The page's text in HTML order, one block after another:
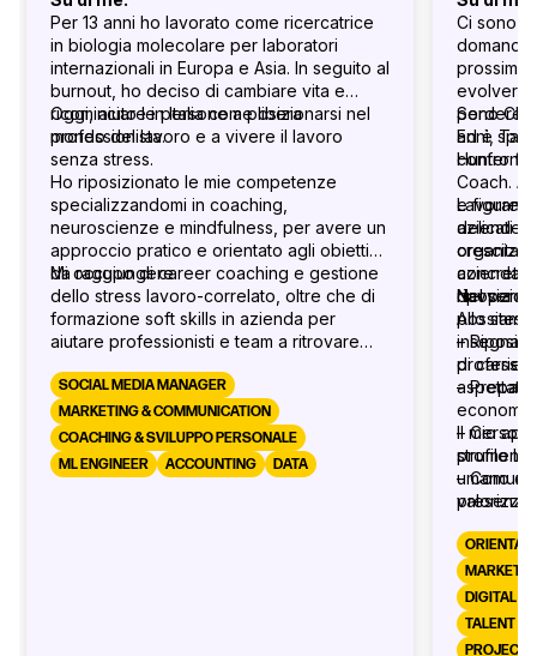
Per 13 anni ho lavorato come ricercatrice
in biologia molecolare per laboratori
internazionali in Europa e Asia. In seguito al
burnout, ho deciso di cambiare vita e
ricominciare in Italia come libera
professionista.
Oggi, aiuto le persone a posizionarsi nel
mondo del lavoro e a vivere il lavoro
senza stress.
Ho riposizionato le mie competenze
specializzandomi in coaching,
neuroscienze e mindfulness, per avere un
approccio pratico e orientato agli obiettivi
da raggiungere.
Mi occupo di career coaching e gestione
dello stress lavoro-correlato, oltre che di
formazione soft skills in azienda per
aiutare professionisti e team a ritrovare
SOCIAL MEDIA MANAGER
MARKETING & COMMUNICATION
COACHING & SVILUPPO PERSONALE
ML ENGINEER
ACCOUNTING DATA
Ci sono
domanda
prossimo
evolvere
perdere
Ed è
Sono
anni,
Hunter
Coach.
e figure
delicati
crescita
aziende,
concreto
davvero
Allo
Nel
–
di
–
–
profilo
–
presenza
direzione
Il mio
strumenti
umano e
DIGITAL
TALENT
PROJECT